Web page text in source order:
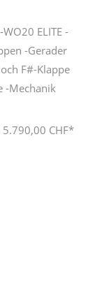
ELITE -
-Gerader
F#-Klappe
-Mechanik
5.790,00 CHF*